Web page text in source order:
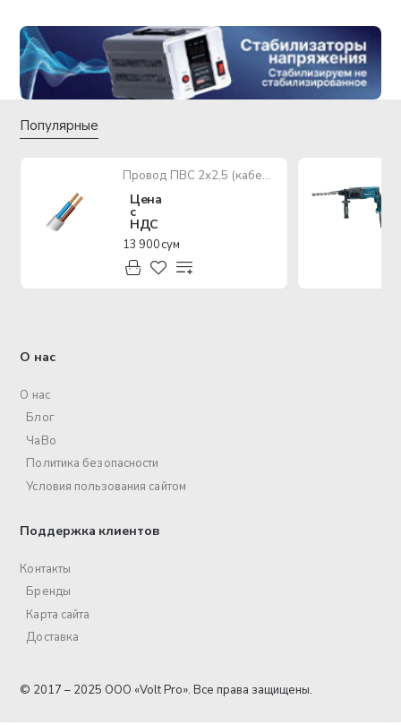
Популярные
Провод ПВС 2х2,5 (кабель медный многожильный)
Цена
с
НДС
13 900 сум
О нас
О нас
Блог
ЧаВо
Политика безопасности
Условия пользования сайтом
Поддержка клиентов
Контакты
Бренды
Карта сайта
Доставка
© 2017 – 2025 ООО «Volt Pro». Все права защищены.